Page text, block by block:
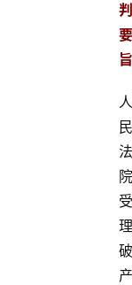
判
要
旨
人
民
法
院
受
理
破
产